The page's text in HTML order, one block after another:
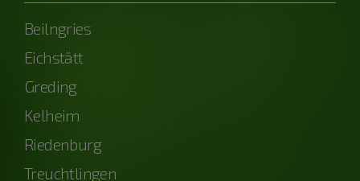
Beilngries
Eichstätt
Greding
Kelheim
Riedenburg
Treuchtlingen